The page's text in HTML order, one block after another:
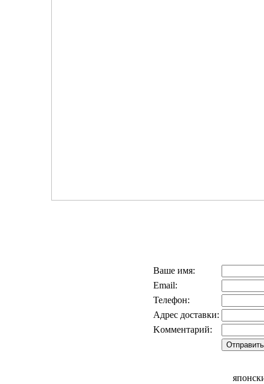
Ваше имя:
Email:
Телефон:
Адрес доставки:
Kомментарий: